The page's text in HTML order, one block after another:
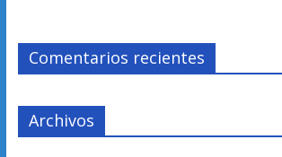
Comentarios recientes
Archivos